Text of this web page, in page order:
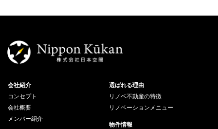
会社紹介
コンセプト
会社概要
メンバー紹介
選ばれる理由
リノベ不動産の特徴
リノベーションメニュー
物件情報